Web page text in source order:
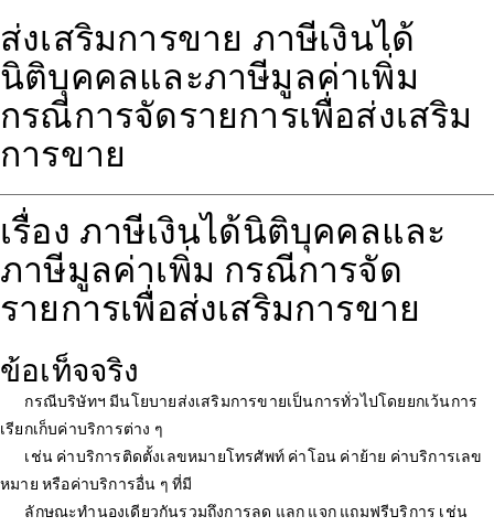
ส่งเสริมการขาย ภาษีเงินได้
นิติบุคคลและภาษีมูลค่าเพิ่ม
กรณีการจัดรายการเพื่อส่งเสริม
การขาย
เรื่อง ภาษีเงินได้นิติบุคคลและ
ภาษีมูลค่าเพิ่ม กรณีการจัด
รายการเพื่อส่งเสริมการขาย
ข้อเท็จจริง
กรณีบริษัทฯ มีนโยบายส่งเสริมการขายเป็นการทั่วไปโดยยกเว้นการ
เรียกเก็บค่าบริการต่าง ๆ
เช่น ค่าบริการติดตั้งเลขหมายโทรศัพท์ ค่าโอน ค่าย้าย ค่าบริการเลข
หมาย หรือค่าบริการอื่น ๆ ที่มี
ลักษณะทำนองเดียวกันรวมถึงการลด แลก แจก แถมฟรีบริการ เช่น